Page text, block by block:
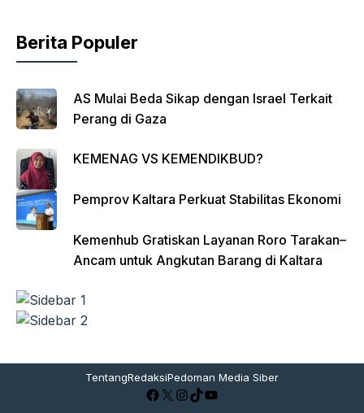
Berita Populer
AS Mulai Beda Sikap dengan Israel Terkait
Perang di Gaza
KEMENAG VS KEMENDIKBUD?
Pemprov Kaltara Perkuat Stabilitas Ekonomi
Kemenhub Gratiskan Layanan Roro Tarakan–
Ancam untuk Angkutan Barang di Kaltara
TentangRedaksiPedoman Media Siber
Facebook
X Instagram
TikTok
YouTube